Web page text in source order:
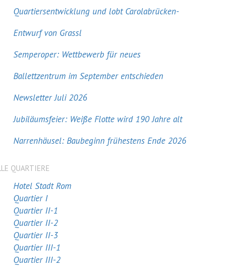
Quartiersentwicklung und lobt Carolabrücken-
Entwurf von Grassl
Semperoper: Wettbewerb für neues
Ballettzentrum im September entschieden
Newsletter Juli 2026
Jubiläumsfeier: Weiße Flotte wird 190 Jahre alt
Narrenhäusel: Baubeginn frühestens Ende 2026
QUARTIERE
Hotel Stadt Rom
Quartier I
Quartier II-1
Quartier II-2
Quartier II-3
Quartier III-1
Quartier III-2